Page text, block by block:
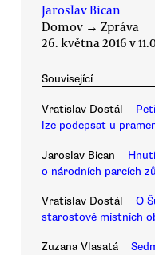
Jaroslav Bican
Domov → Zpráva
26. května 2016 v
Související
Vratislav Dostál
lze podepsat u
Jaroslav Bican
o národních parcích
Vratislav Dostál
O
starostové místních
Zuzana Vlasatá